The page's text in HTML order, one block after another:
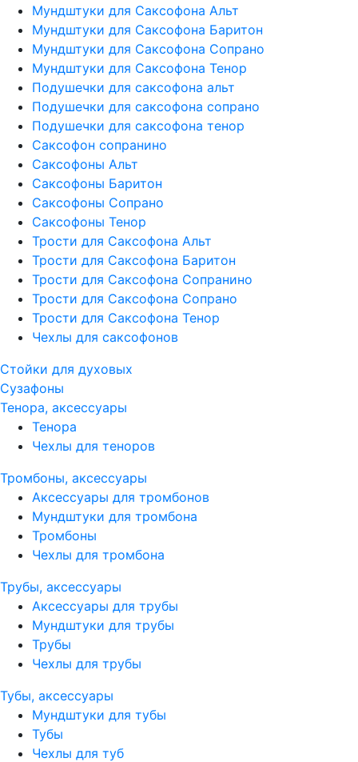
Мундштуки для Саксофона Альт
Мундштуки для Саксофона Баритон
Мундштуки для Саксофона Сопрано
Мундштуки для Саксофона Тенор
Подушечки для саксофона альт
Подушечки для саксофона сопрано
Подушечки для саксофона тенор
Саксофон сопранино
Саксофоны Альт
Саксофоны Баритон
Саксофоны Сопрано
Саксофоны Тенор
Трости для Саксофона Альт
Трости для Саксофона Баритон
Трости для Саксофона Сопранино
Трости для Саксофона Сопрано
Трости для Саксофона Тенор
Чехлы для саксофонов
Стойки для духовых
Сузафоны
Тенора, аксессуары
Тенора
Чехлы для теноров
Тромбоны, аксессуары
Аксессуары для тромбонов
Мундштуки для тромбона
Тромбоны
Чехлы для тромбона
Трубы, аксессуары
Аксессуары для трубы
Мундштуки для трубы
Трубы
Чехлы для трубы
Тубы, аксессуары
Мундштуки для тубы
Тубы
Чехлы для туб